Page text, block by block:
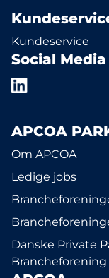
Kundeservice
Social Media
APCOA
Om APCOA
Ledige jobs
Danske Private
Brancheforening